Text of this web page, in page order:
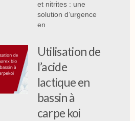
et nitrites : une
solution d’urgence
en
Utilisation de
l’acide
lactique en
bassin à
carpe koi